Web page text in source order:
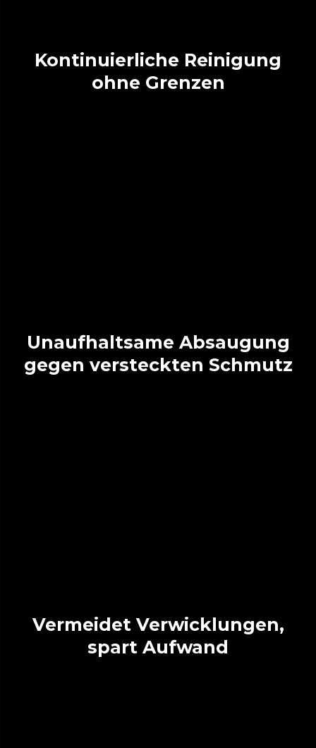
Kontinuierliche Reinigung
ohne Grenzen
Unaufhaltsame Absaugung
gegen versteckten Schmutz
Vermeidet Verwicklungen,
spart Aufwand